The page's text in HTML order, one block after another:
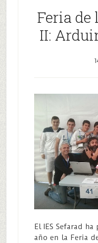
Feria de
II:
El IES Sefarad
año en la Feria